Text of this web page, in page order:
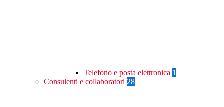
Telefono e posta elettronica 1
Consulenti e collaboratori 28